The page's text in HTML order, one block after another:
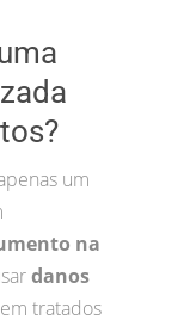
um
na
danos
tratados